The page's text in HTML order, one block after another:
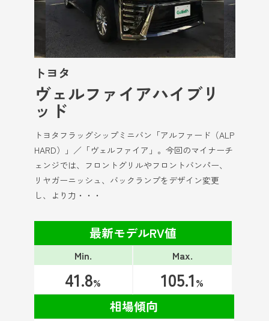
トヨタ
ヴェルファイアハイブリ
ッド
トヨタフラッグシップミニバン「アルファード（ALP
HARD）」／「ヴェルファイア」。今回のマイナーチ
ェンジでは、フロントグリルやフロントバンパー、
リヤガーニッシュ、バックランプをデザイン変更
し、より力・・・
最新モデルRV値
Min.
41.8%
Max.
105.1%
相場傾向